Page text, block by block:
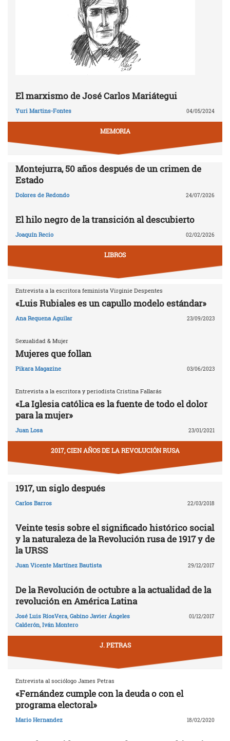
El marxismo de José Carlos Mariátegui
Yuri Martins-Fontes 04/05/2024
MEMORIA
Montejurra, 50 años después de un crimen de
Estado
Dolores de Redondo 24/07/2026
El hilo negro de la transición al descubierto
Joaquín Recio 02/02/2026
LIBROS
Entrevista a la escritora feminista Virginie Despentes
«Luis Rubiales es un capullo modelo estándar»
Ana Requena Aguilar 23/09/2023
Sexualidad & Mujer
Mujeres que follan
Pikara Magazine 03/06/2023
Entrevista a la escritora y periodista Cristina Fallarás
«La Iglesia católica es la fuente de todo el dolor
para la mujer»
Juan Losa 23/01/2021
2017, CIEN AÑOS DE LA REVOLUCIÓN RUSA
1917, un siglo después
Carlos Barros 22/03/2018
Veinte tesis sobre el significado histórico social
y la naturaleza de la Revolución rusa de 1917 y de
la URSS
Juan Vicente Martínez Bautista 29/12/2017
De la Revolución de octubre a la actualidad de la
revolución en América Latina
José Luis RíosVera, Gabino Javier Ángeles
Calderón, Iván Montero
01/12/2017
J. PETRAS
Entrevista al sociólogo James Petras
«Fernández cumple con la deuda o con el
programa electoral»
Mario Hernandez 18/02/2020